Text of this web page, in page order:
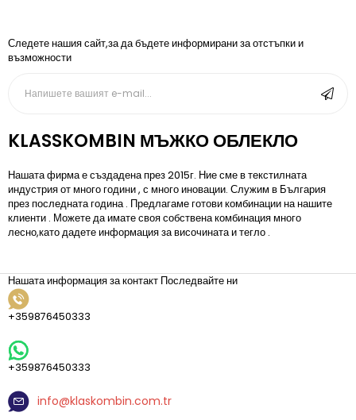
Следете нашия сайт,за да бъдете информирани за отстъпки и
възможности
KLASSKOMBIN МЪЖКО ОБЛЕКЛО
Нашата фирма е създадена през 2015г. Ние сме в текстилната
индустрия от много години , с много иновации. Служим в България
през последната година . Предлагаме готови комбинации на нашите
клиенти . Можете да имате своя собствена комбинация много
лесно,като дадете информация за височината и тегло .
Нашата информация за контакт
+359876450333
+359876450333
info@klaskombin.com.tr
Последвайте ни